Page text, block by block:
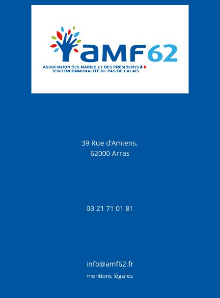
39 Rue d’Amiens,
62000 Arras
03 21 71 01 81
info@amf62.fr
mentions légales